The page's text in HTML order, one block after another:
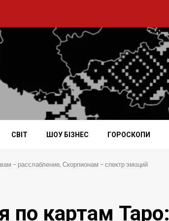
СВІТ ШОУ БІЗНЕС ГОРОСКОПИ
– расслабление, Скорпионам – спектр эмоций
по картам Таро: